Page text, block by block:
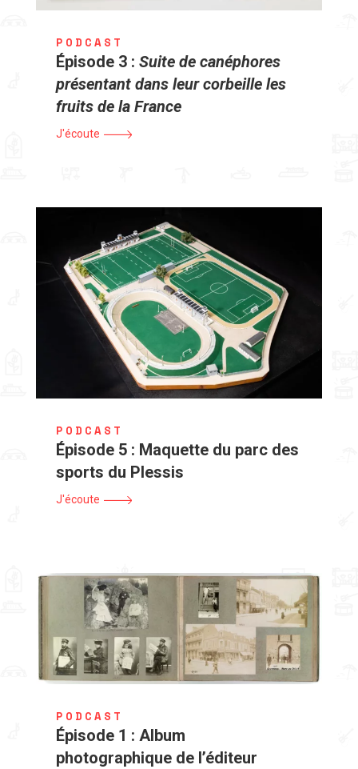
PODCAST
Épisode 3 : Suite de canéphores
présentant dans leur corbeille les
fruits de la France
J'écoute
PODCAST
Épisode 5 : Maquette du parc des
sports du Plessis
J'écoute
PODCAST
Épisode 1 : Album
photographique de l’éditeur